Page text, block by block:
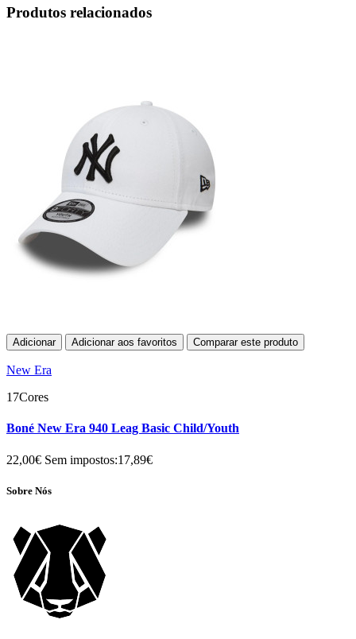
Produtos relacionados
Adicionar Adicionar aos favoritos Comparar este produto
New Era
17Cores
Boné New Era 940 Leag Basic Child/Youth
22,00€ Sem impostos:17,89€
Sobre Nós